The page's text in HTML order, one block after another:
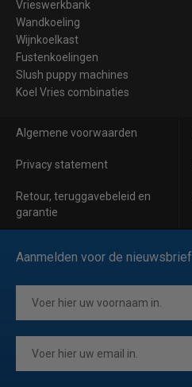
Vrieswerkbank
Wandkoeling
Wijnkoelkast
Fustenkoelingen
Slush puppy machines
Koel Vries combinaties
Algemene voorwaarden
Privacy statement
Retour, teruggavebeleid en
garantie
Aanmelden voor de nieuwsbrief